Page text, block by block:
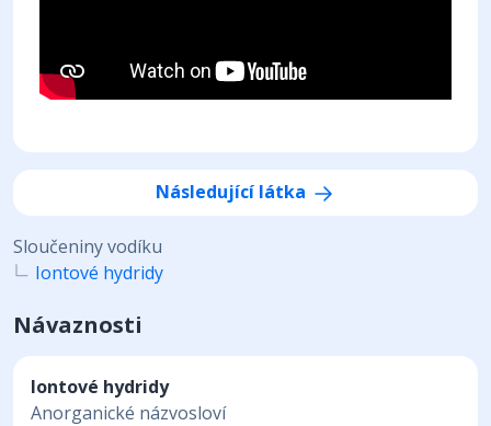
Následující látka
Sloučeniny vodíku
Iontové hydridy
Návaznosti
Iontové hydridy
Anorganické názvosloví